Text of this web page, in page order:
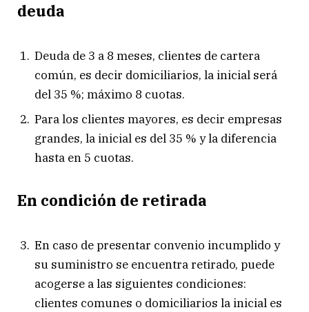
deuda
Deuda de 3 a 8 meses, clientes de cartera
común, es decir domiciliarios, la inicial será
del 35 %; máximo 8 cuotas.
Para los clientes mayores, es decir empresas
grandes, la inicial es del 35 % y la diferencia
hasta en 5 cuotas.
En condición de retirada
En caso de presentar convenio incumplido y
su suministro se encuentra retirado, puede
acogerse a las siguientes condiciones:
clientes comunes o domiciliarios la inicial es